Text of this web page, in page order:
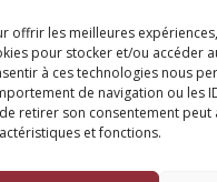
offrir les meilleures
pour stocker et/ou accéder
à ces technologies nous
de navigation ou les
retirer son consentement
et fonctions.